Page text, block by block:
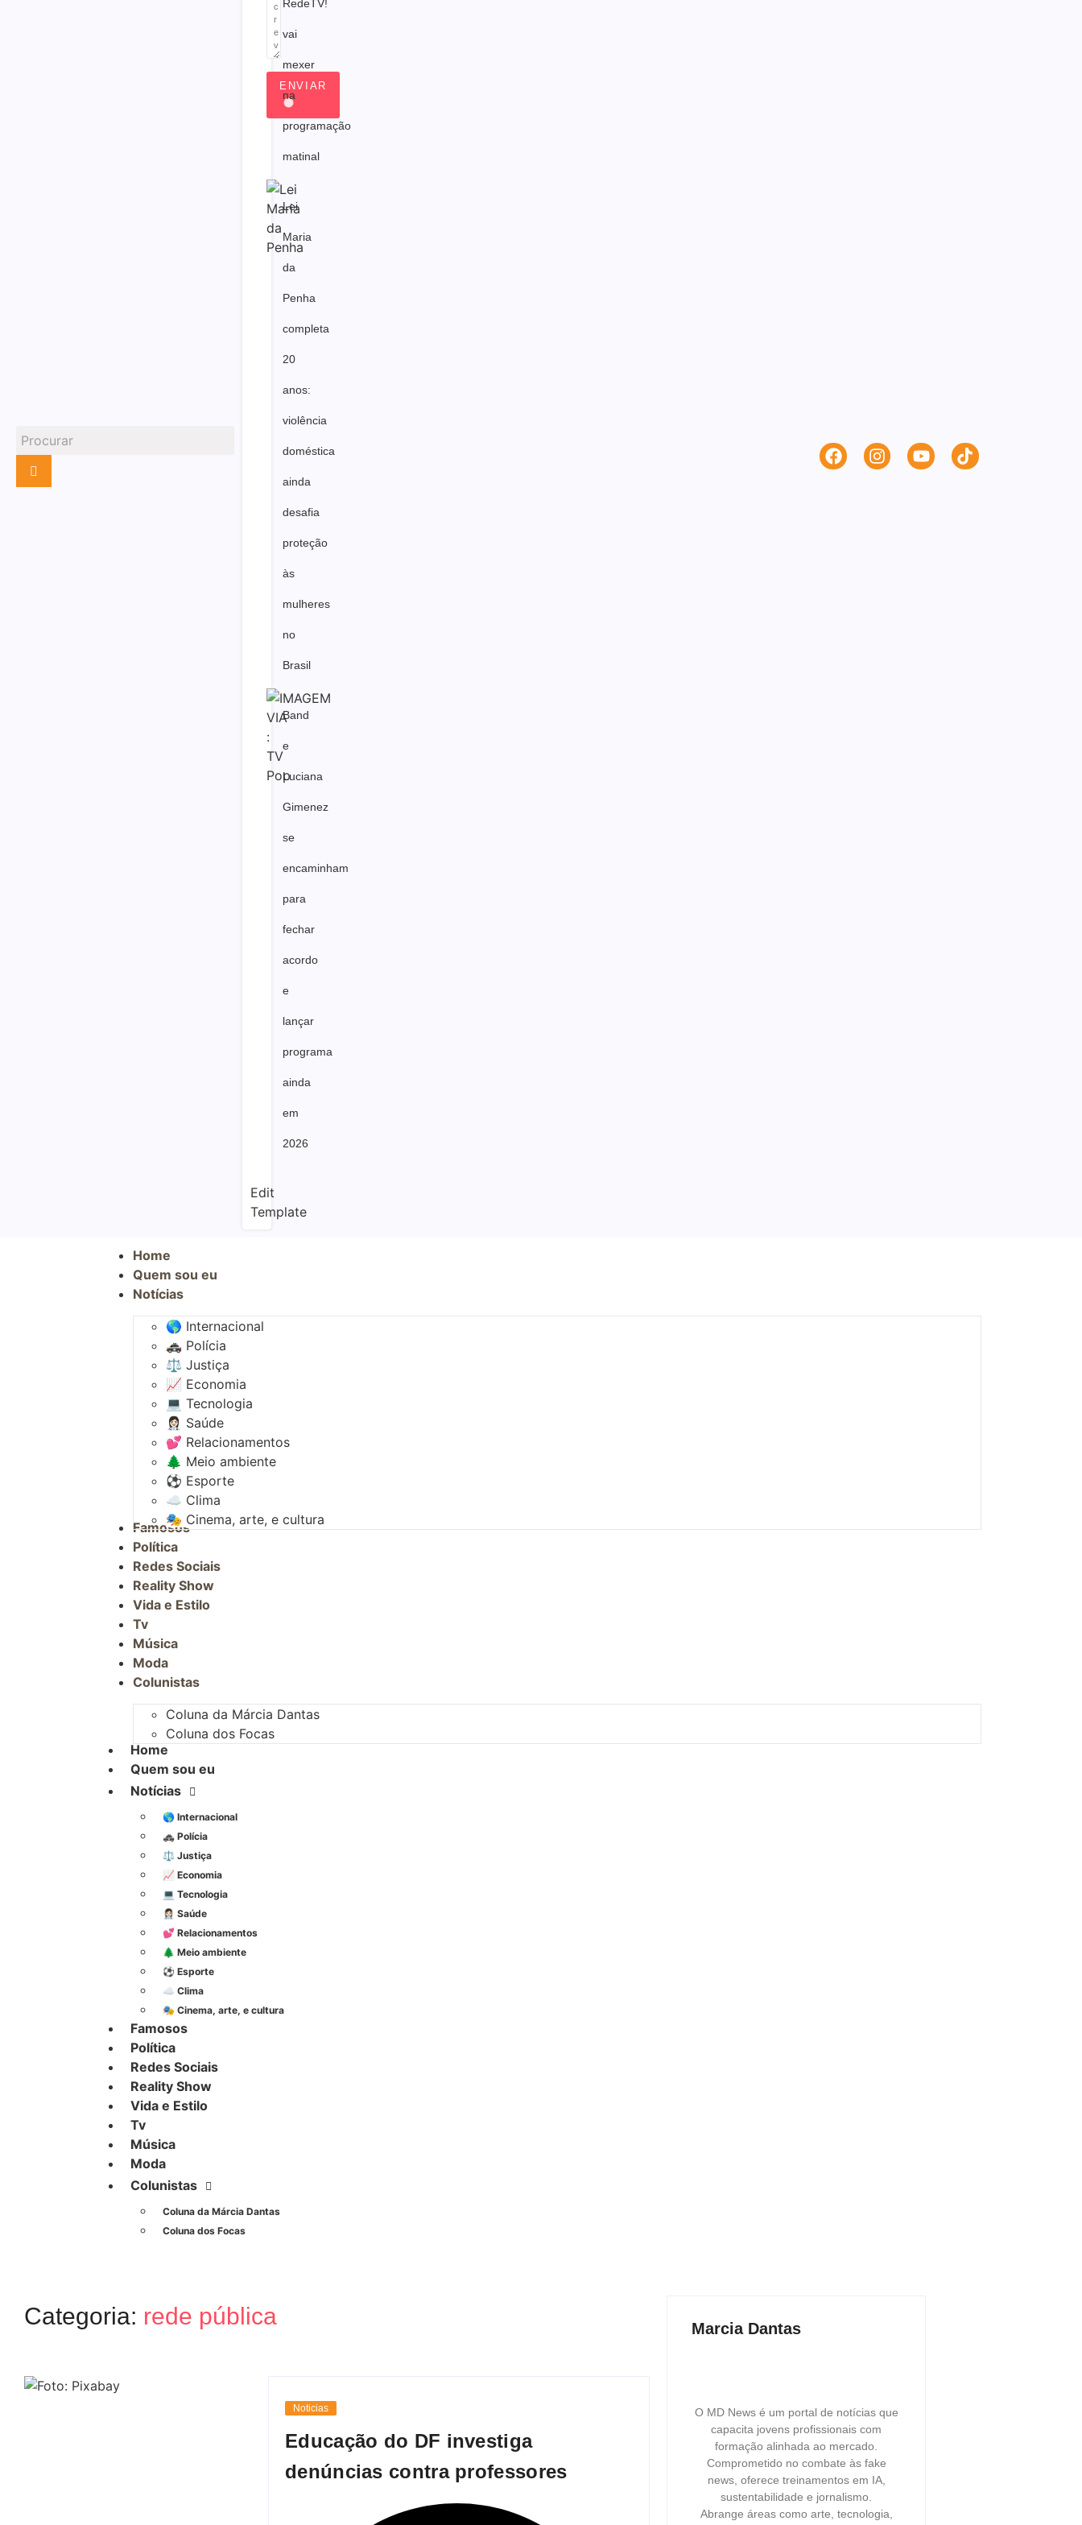
ENVIAR
RedeTV!
vai
mexer
na
programação
matinal
Lei
Maria
da
Penha
completa
20
anos:
violência
doméstica
ainda
desafia
proteção
às
mulheres
no
Brasil
Band
e
Luciana
Gimenez
se
encaminham
para
fechar
acordo
e
lançar
programa
ainda
em
2026
Edit
Template
Home
Quem sou eu
Notícias
🌎 Internacional
🚓 Polícia
⚖️ Justiça
📈 Economia
💻 Tecnologia
👩🏻‍⚕️ Saúde
💕 Relacionamentos
🌲 Meio ambiente
⚽︎ Esporte
☁️ Clima
🎭 Cinema, arte, e cultura
Famosos
Política
Redes Sociais
Reality Show
Vida e Estilo
Tv
Música
Moda
Colunistas
Coluna da Márcia Dantas
Coluna dos Focas
Home
Quem sou eu
Notícias
🌎 Internacional
🚓 Polícia
⚖️ Justiça
📈 Economia
💻 Tecnologia
👩🏻‍⚕️ Saúde
💕 Relacionamentos
🌲 Meio ambiente
⚽︎ Esporte
☁️ Clima
🎭 Cinema, arte, e cultura
Famosos
Política
Redes Sociais
Reality Show
Vida e Estilo
Tv
Música
Moda
Colunistas
Coluna da Márcia Dantas
Coluna dos Focas
Categoria: rede pública
Noticias
Educação do DF investiga
denúncias contra professores
Marcia Dantas
O MD News é um portal de notícias que
capacita jovens profissionais com
formação alinhada ao mercado.
Comprometido no combate às fake
news, oferece treinamentos em IA,
sustentabilidade e jornalismo.
Abrange áreas como arte, tecnologia,